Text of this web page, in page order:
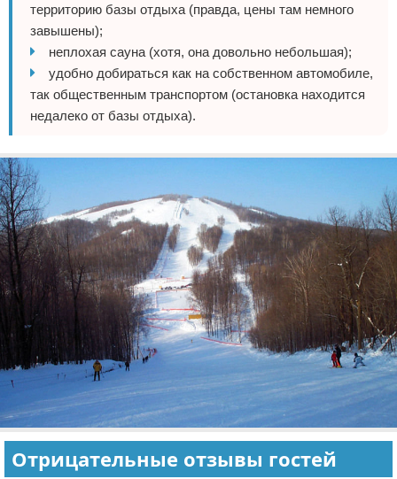
территорию базы отдыха (правда, цены там немного
завышены);
неплохая сауна (хотя, она довольно небольшая);
удобно добираться как на собственном автомобиле,
так общественным транспортом (остановка находится
недалеко от базы отдыха).
Отрицательные отзывы гостей